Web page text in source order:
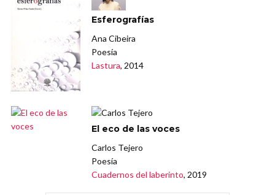
Esferografías
Ana Cibeira
Poesía
Lastura, 2014
El eco de las voces
Carlos Tejero
Poesía
Cuadernos del laberinto, 2019